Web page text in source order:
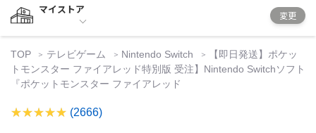
マイストア
変更
TOP テレビゲーム Nintendo Switch
【即日発送】ポケッ
トモンスター ファイアレッド特別版 受注】Nintendo Switchソフト
『ポケットモンスター ファイアレッド
(2666)